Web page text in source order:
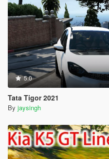
5.0
Tata Tigor 2021
By jaysingh